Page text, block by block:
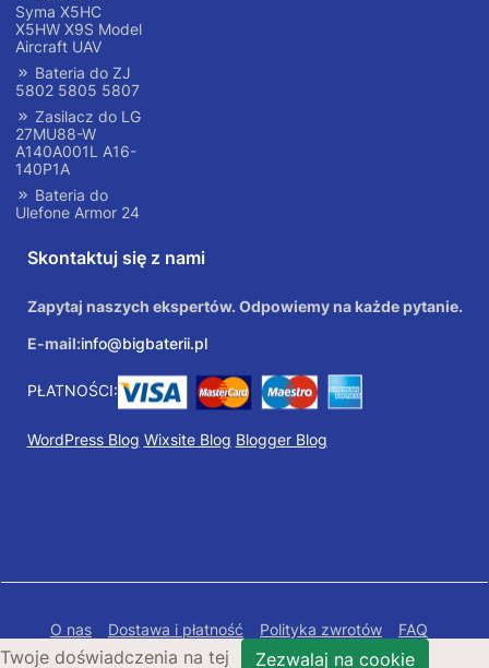
Syma X5HC
X5HW X9S Model
Aircraft UAV
Bateria do ZJ
5802 5805 5807
Zasilacz do LG
27MU88-W
A140A001L A16-
140P1A
Bateria do
Ulefone Armor 24
Skontaktuj się z nami
Zapytaj naszych ekspertów. Odpowiemy na każde pytanie.
E-mail:info@bigbaterii.pl
PŁATNOŚCI:
WordPress Blog Wixsite Blog Blogger Blog
O nas Dostawa i płatność Polityka zwrotów
FAQ
Polityka prywatności
Mapa Strony
Twoje doświadczenia na tej Zezwalaj na cookie